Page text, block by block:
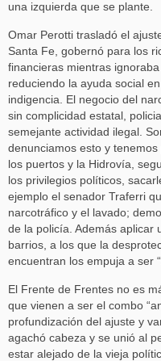
una izquierda que se plante.
Omar Perotti trasladó el
Santa Fe, gobernó para los
financieras mientras
reduciendo la ayuda social
indigencia. El negocio del
sin complicidad estatal,
semejante actividad ilegal.
denunciamos esto y
los puertos y la Hidrovía,
los privilegios políticos,
ejemplo el senador Traferri
narcotráfico y el lavado;
de la policía. Además aplicar
barrios, a los que la
encuentran los empuja a ser
El Frente de Frentes no es
que vienen a ser el combo
profundización del ajuste y
agachó cabeza y se unió al
estar alejado de la vieja